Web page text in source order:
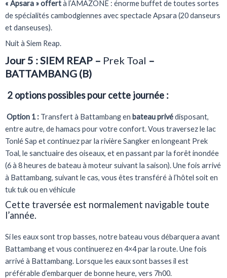
« Apsara » offertà l’AMAZONE : énorme buffet de toutes sortes
de spécialités cambodgiennes avec spectacle Apsara (20 danseurs
et danseuses).
Nuit à Siem Reap.
Jour 5 : SIEM REAP – Prek Toal –
BATTAMBANG (B)
2 options possibles pour cette journée :
Option 1 : Transfert à Battambang en bateau privédisposant,
entre autre, de hamacs pour votre confort. Vous traversez le lac
Tonlé Sap et continuez par la rivière Sangker en longeant Prek
Toal, le sanctuaire des oiseaux, et en passant par la forêt inondée
(6 à 8 heures de bateau à moteur suivant la saison). Une fois arrivé
à Battambang, suivant le cas, vous êtes transféré à l’hôtel soit en
tuk tuk ou en véhicule
Cette traversée est normalement navigable toute
l’année.
Si les eaux sont trop basses, notre bateau vous débarquera avant
Battambang et vous continuerez en 4×4 par la route. Une fois
arrivé à Battambang. Lorsque les eaux sont basses il est
préférable d’embarquer de bonne heure, vers 7h00.